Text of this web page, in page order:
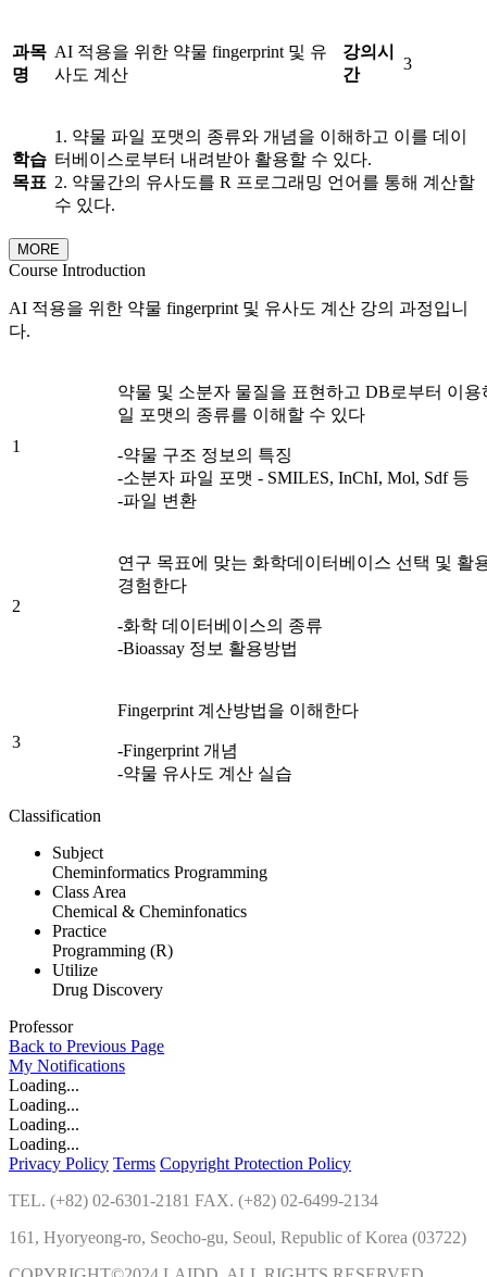
과목
명
AI 적용을 위한 약물 fingerprint 및 유
사도 계산
강의시
간
3
학습
목표
1. 약물 파일 포맷의 종류와 개념을 이해하고 이를 데이
터베이스로부터 내려받아 활용할 수 있다.
2. 약물간의 유사도를 R 프로그래밍 언어를 통해 계산할
수 있다.
MORE
Course Introduction
AI 적용을 위한 약물 fingerprint 및 유사도 계산 강의 과정입니
다.
1
약물 및 소분자 물질을 표현하고 DB로부터 이용
일 포맷의 종류를 이해할 수 있다
-약물 구조 정보의 특징
-소분자 파일 포맷 - SMILES, InChI, Mol, Sdf 등
-파일 변환
2
연구 목표에 맞는 화학데이터베이스 선택 및 활
경험한다
-화학 데이터베이스의 종류
-Bioassay 정보 활용방법
3
Fingerprint 계산방법을 이해한다
-Fingerprint 개념
-약물 유사도 계산 실습
Classification
Subject
Cheminformatics Programming
Class Area
Chemical & Cheminfonatics
Practice
Programming (R)
Utilize
Drug Discovery
Professor
Back to Previous Page
My Notifications
Loading...
Loading...
Loading...
Loading...
Privacy Policy Terms Copyright Protection Policy
TEL. (+82) 02-6301-2181 FAX. (+82) 02-6499-2134
161, Hyoryeong-ro, Seocho-gu, Seoul, Republic of Korea (03722)